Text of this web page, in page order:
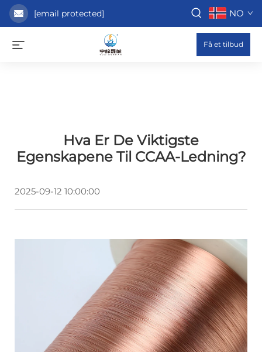
[email protected] NO
Få et tilbud
Hva Er De Viktigste
Egenskapene Til CCAA-Ledning?
2025-09-12 10:00:00